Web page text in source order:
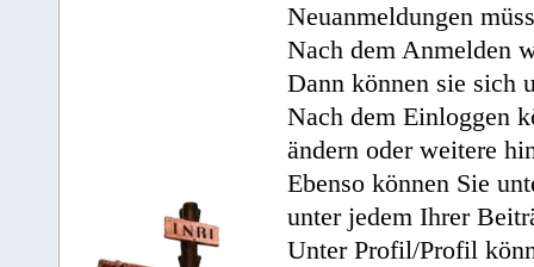
Neuanmeldungen
Nach dem Anmelden
Dann können sie sich
Nach dem Einloggen
ändern oder weitere
Ebenso können Sie
unter jedem Ihrer
Unter Profil/Profil